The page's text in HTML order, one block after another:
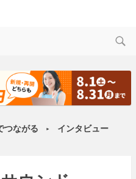
つながる ► インタビュー